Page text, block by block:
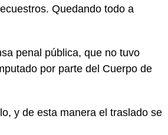
Quedando todo a
penal pública, que no tuvo
por parte del Cuerpo de
y de esta manera el traslado se